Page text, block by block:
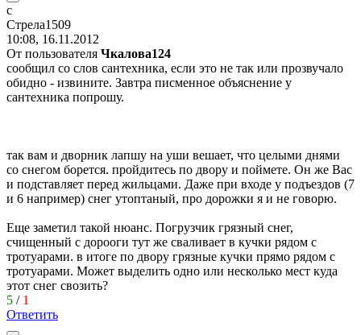
с
Стрела1509
10:08, 16.11.2012
От пользователя Чкалова124
сообщил со слов сантехника, если это не так или прозвучало
обидно - извините. Завтра писменное объяснение у
сантехника попрошу.
так вам и дворник лапшу на уши вешает, что целыми днями
со снегом борется. пройдитесь по двору и поймете. Он же Вас
и подставляет перед жильцами. Даже при входе у подъездов (7
и 6 например) снег утоптаный, про дорожки я и не говорю.
Еще заметил такой нюанс. Погрузчик грязный снег,
счищенный с дорооги тут же сваливает в кучки рядом с
тротуарами. в итоге по двору грязные кучки прямо рядом с
тротуарами. Может выделить одно или несколько мест куда
этот снег свозить?
5 / 1
Ответить